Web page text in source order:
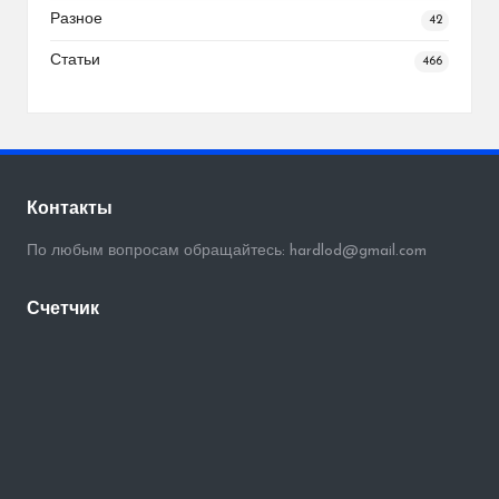
Разное 42
Статьи 466
Контакты
По любым вопросам обращайтесь: hardlod@gmail.com
Счетчик